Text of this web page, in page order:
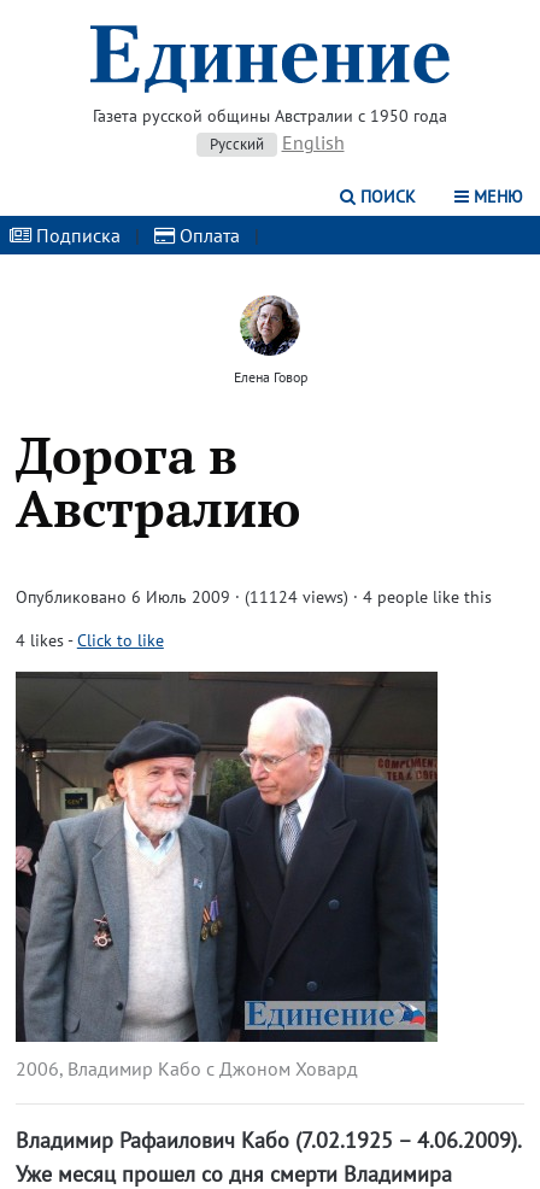
Газета русской общины Австралии с 1950 года
Русский English
ПОИСК МЕНЮ
Подписка | Оплата |
Елена Говор
Дорога в
Австралию
Опубликовано 6 Июль 2009 · (11124 views) · 4 people like this
4likes-Click to like
2006, Владимир Кабо с Джоном Ховард
Владимир Рафаилович Кабо (7.02.1925 – 4.06.2009).
Уже месяц прошел со дня смерти Владимира